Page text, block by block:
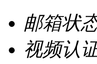
邮箱状
视频认